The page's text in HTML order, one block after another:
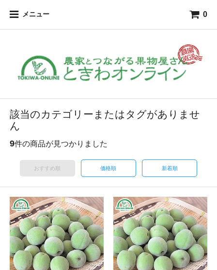
メニュー 0
該当のカテゴリーまたはタグがありませ
ん
9件の商品が見つかりました
おすすめ順 価格順 新着順